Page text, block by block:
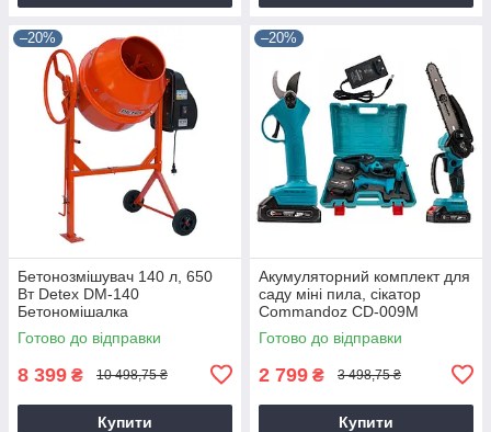
–20%
Бетонозмішувач 140 л, 650
Вт Detex DM-140
Бетономішалка
Готово до відправки
8 399 ₴ 10 498,75 ₴
Купити
–20%
Акумуляторний комплект для
саду міні пила, сікатор
Commandoz CD-009M
Готово до відправки
2 799 ₴ 3 498,75 ₴
Купити